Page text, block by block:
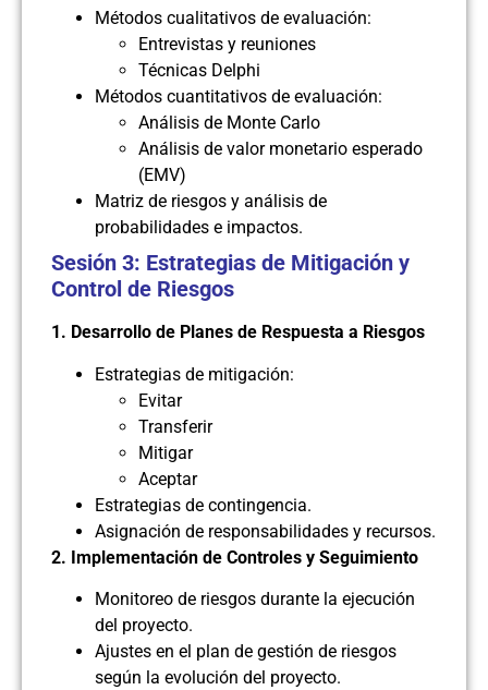
Métodos cualitativos de evaluación:
Entrevistas y reuniones
Técnicas Delphi
Métodos cuantitativos de evaluación:
Análisis de Monte Carlo
Análisis de valor monetario esperado
(EMV)
Matriz de riesgos y análisis de
probabilidades e impactos.
Sesión 3: Estrategias de Mitigación y
Control de Riesgos
1. Desarrollo de Planes de Respuesta a Riesgos
Estrategias de mitigación:
Evitar
Transferir
Mitigar
Aceptar
Estrategias de contingencia.
Asignación de responsabilidades y recursos.
2. Implementación de Controles y Seguimiento
Monitoreo de riesgos durante la ejecución
del proyecto.
Ajustes en el plan de gestión de riesgos
según la evolución del proyecto.